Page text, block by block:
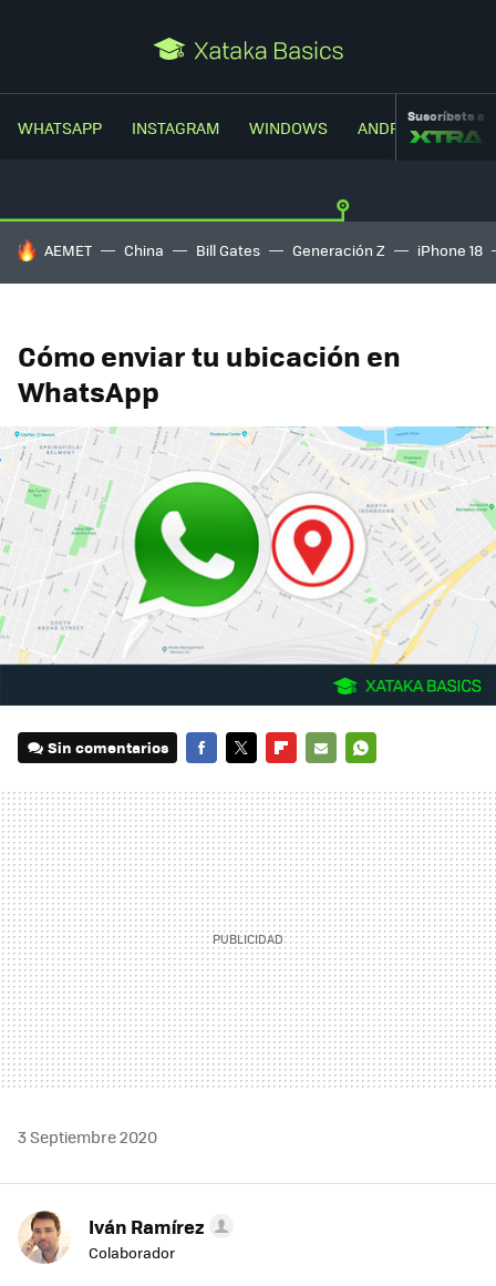
WHATSAPP INSTAGRAM WINDOWS ANDROIDSuscríbete a
HOY SE HABLA DE
AEMET China Bill Gates Generación Z iPhone 18
Cómo enviar tu ubicación en
WhatsApp
Sin comentarios
MAIL
3 Septiembre 2020
Iván Ramírez
Colaborador